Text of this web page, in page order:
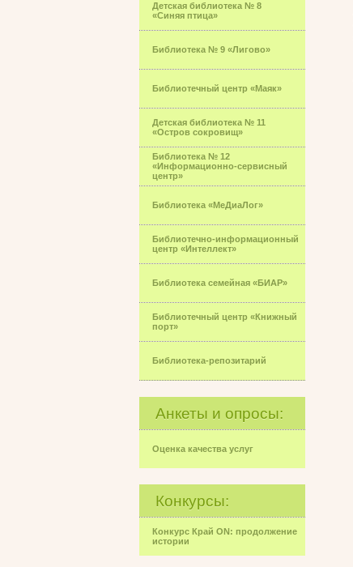
Детская библиотека № 8
«Синяя птица»
Библиотека № 9 «Лигово»
Библиотечный центр «Маяк»
Детская библиотека № 11
«Остров сокровищ»
Библиотека № 12
«Информационно-сервисный
центр»
Библиотека «МеДиаЛог»
Библиотечно-информационный
центр «Интеллект»
Библиотека семейная «БИАР»
Библиотечный центр «Книжный
порт»
Библиотека-репозитарий
Анкеты и опросы:
Оценка качества услуг
Конкурсы:
Конкурс Край ON: продолжение
истории